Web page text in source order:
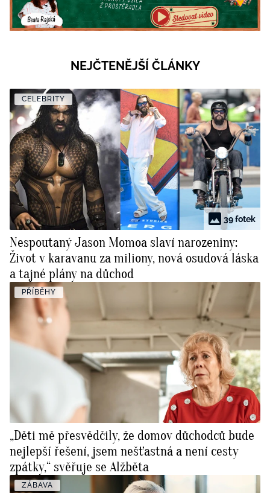
NEJČTENĚJŠÍ ČLÁNKY
CELEBRITY
39 fotek
Nespoutaný Jason Momoa slaví narozeniny:
Život v karavanu za miliony, nová osudová láska
a tajné plány na důchod
PŘÍBĚHY
„Děti mě přesvědčily, že domov důchodců bude
nejlepší řešení, jsem nešťastná a není cesty
zpátky,“ svěřuje se Alžběta
ZÁBAVA